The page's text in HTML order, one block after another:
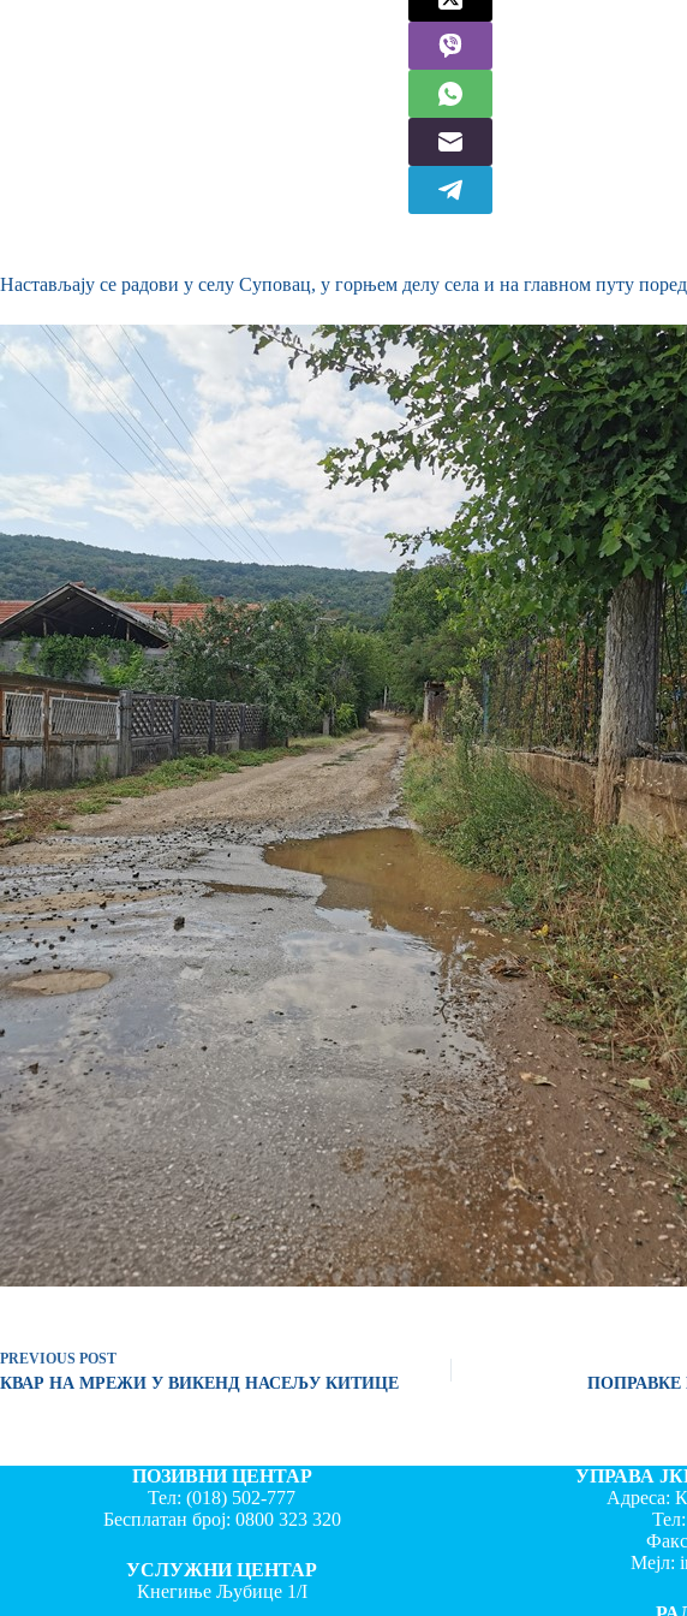
Настављају се радови у селу Суповац, у горњем делу села и на главном путу
PREVIOUS POST
КВАР НА МРЕЖИ У ВИКЕНД НАСЕЉУ КИТИЦЕ ПОПРАВКЕ
ПОЗИВНИ ЦЕНТАР
Тел:(018) 502-777
Бесплатан број: 0800 323 320
УСЛУЖНИ ЦЕНТАР
Кнегиње Љубице 1/I
УПРАВА
Адреса:
Мејл: